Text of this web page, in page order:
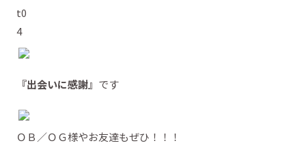
『出会いに感謝』 です
ＯＢ／ＯＧ様やお友達もぜひ！！！